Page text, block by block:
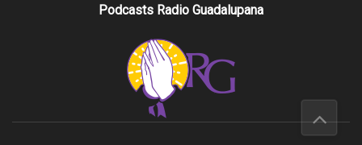
Podcasts Radio Guadalupana